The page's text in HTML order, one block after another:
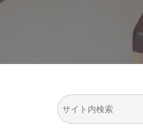
検
索